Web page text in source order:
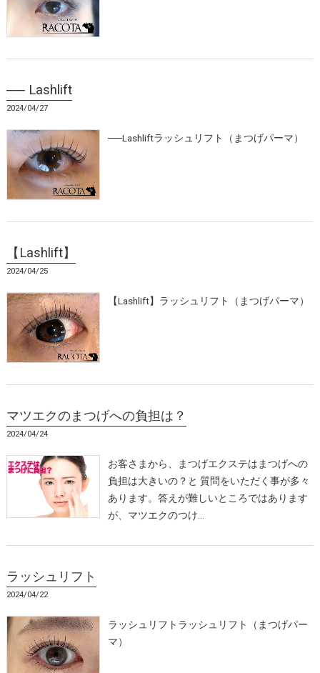
── Lashlift
2024/04/27
──Lashliftラッシュリフト（まつげパーマ）
【Lashlift】
2024/04/25
【Lashlift】ラッシュリフト（まつげパーマ）
マツエクのまつげへの負担は？
2024/04/24
お客さまから、まつげエクステはまつげへの
負担は大きいの？と 質問をいただく事が多々
あります。答えが難しいところではあります
が、マツエクのつけ…
ラッシュリフト
2024/04/22
ラッシュリフトラッシュリフト（まつげパー
マ）